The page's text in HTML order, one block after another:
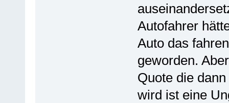
Autofahrer
Auto das
geworden.
Quote die
wird ist eine